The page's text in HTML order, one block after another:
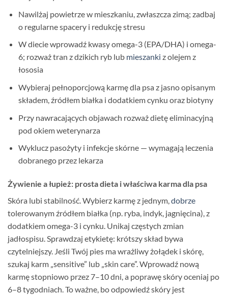
Nawilżaj powietrze w mieszkaniu, zwłaszcza zimą; zadbaj
o regularne spacery i redukcję stresu
W diecie wprowadź kwasy omega-3 (EPA/DHA) i omega-
6; rozważ tran z dzikich ryb lub mieszanki z olejem z
łososia
Wybieraj pełnoporcjową karmę dla psa z jasno opisanym
składem, źródłem białka i dodatkiem cynku oraz biotyny
Przy nawracających objawach rozważ dietę eliminacyjną
pod okiem weterynarza
Wyklucz pasożyty i infekcje skórne — wymagają leczenia
dobranego przez lekarza
Żywienie a łupież: prosta dieta i właściwa karma dla psa
Skóra lubi stabilność. Wybierz karmę z jednym,dobrze
tolerowanym źródłem białka (np. ryba, indyk, jagnięcina), z
dodatkiem omega-3 i cynku. Unikaj częstych zmian
jadłospisu. Sprawdzaj etykietę: krótszy skład bywa
czytelniejszy. Jeśli Twój pies ma wrażliwy żołądek i skórę,
szukaj karm „sensitive” lub „skin care”. Wprowadź nową
karmę stopniowo przez 7–10 dni, a poprawę skóry oceniaj po
6–8 tygodniach. To ważne, bo odpowiedź skóry jest